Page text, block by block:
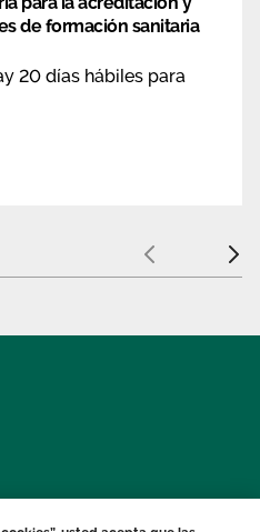
de formación sanitaria
20 días hábiles para
Anterior